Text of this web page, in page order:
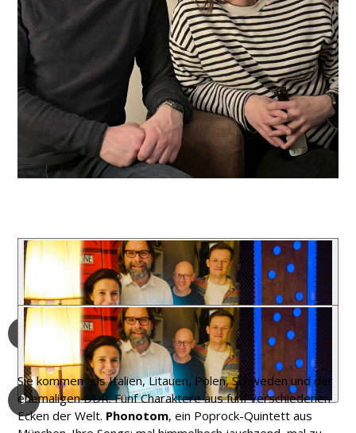
https://redfridge-linden.de/wp-
content/uploads/2024/11/Phonotom.mov
https://redfridge-linden.de/wp-
content/uploads/2024/11/IMG_1139.mov
Sie kommen aus Italien, Litauen, Polen, Schweden und der
ehemaligen DDR. Fünf Charaktere aus fünf verschiedenen
Ecken der Welt. Phonotom, ein Poprock-Quintett aus